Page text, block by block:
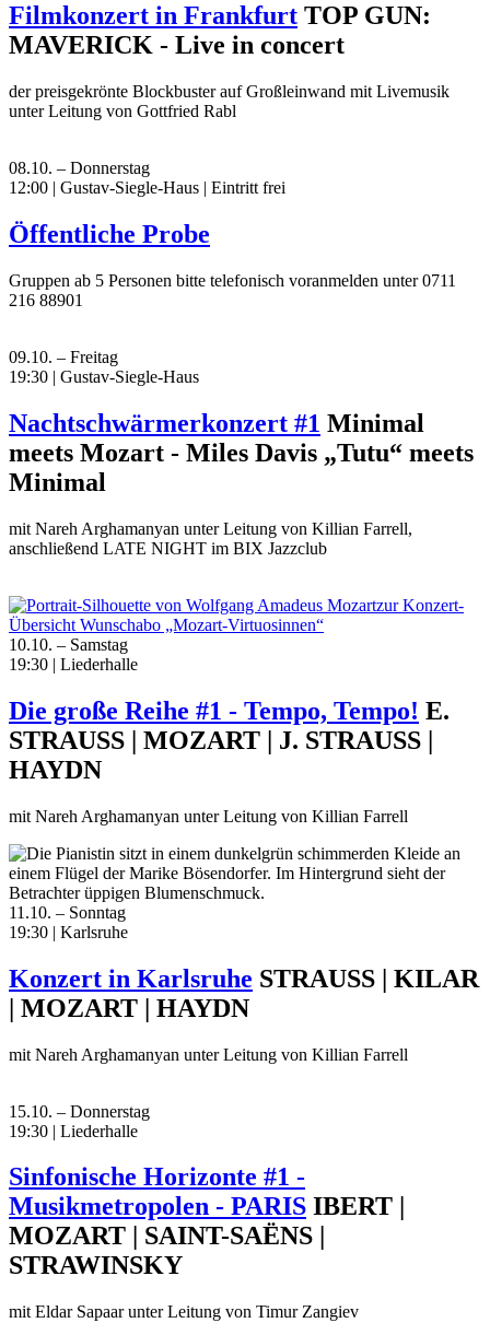
Filmkonzert in Frankfurt TOP GUN:
MAVERICK - Live in concert
der preisgekrönte Blockbuster auf Großleinwand mit Livemusik
unter Leitung von Gottfried Rabl
08.10. – Donnerstag
12:00 | Gustav-Siegle-Haus | Eintritt frei
Öffentliche Probe
Gruppen ab 5 Personen bitte telefonisch voranmelden unter 0711
216 88901
09.10. – Freitag
19:30 | Gustav-Siegle-Haus
Nachtschwärmerkonzert #1 Minimal
meets Mozart - Miles Davis „Tutu“ meets
Minimal
mit Nareh Arghamanyan unter Leitung von Killian Farrell,
anschließend LATE NIGHT im BIX Jazzclub
zur Konzert-
Übersicht Wunschabo „Mozart-Virtuosinnen“
10.10. – Samstag
19:30 | Liederhalle
Die große Reihe #1 - Tempo, Tempo! E.
STRAUSS | MOZART | J. STRAUSS |
HAYDN
mit Nareh Arghamanyan unter Leitung von Killian Farrell
11.10. – Sonntag
19:30 | Karlsruhe
Konzert in Karlsruhe STRAUSS | KILAR
| MOZART | HAYDN
mit Nareh Arghamanyan unter Leitung von Killian Farrell
15.10. – Donnerstag
19:30 | Liederhalle
Sinfonische Horizonte #1 -
Musikmetropolen - PARIS IBERT |
MOZART | SAINT-SAËNS |
STRAWINSKY
mit Eldar Sapaar unter Leitung von Timur Zangiev